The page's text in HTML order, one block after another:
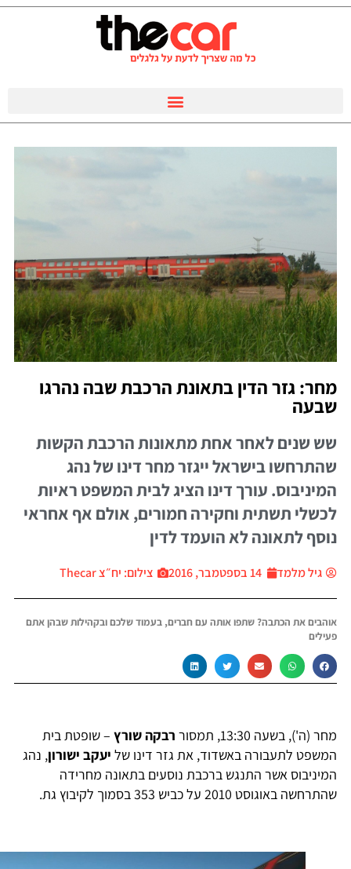
גזר הדין בתאונת הרכבת שבה נהרגו
שנים לאחר אחת מתאונות הרכבת הקשות
בישראל ייגזר מחר דינו של נהג
עורך דינו הציג לבית המשפט ראיות
תשתית וחקירה חמורים, אולם אף אחראי
לתאונה לא הועמד לדין
גיל מלמד 14 בספטמבר, 2016 צילום: יח״צ Thecar
את הכתבה? שתפו אותה עם חברים, בעמוד שלכם ובקהילות שבהן אתם
(ה'), בשעה 13:30, תמסור רבקה שורץ– שופטת בית
לתעבורה באשדוד, את גזר דינו שליעקב ישורון, נהג
אשר התנגש ברכבת נוסעים בתאונה מחרידה
באוגוסט 2010 על כביש 353 בסמוך לקיבוץ גת.